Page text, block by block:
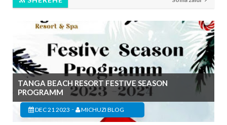
TANGA BEACH RESORT FESTIVE SEASON
PROGRAMM
DEC 21 2023 - MICHUZI BLOG